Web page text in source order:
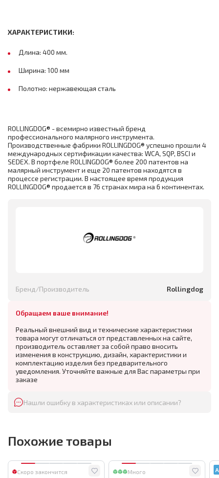
ХАРАКТЕРИСТИКИ:
Длина: 400 мм.
Ширина: 100 мм
Полотно: нержавеющая сталь
ROLLINGDOG® - всемирно известный бренд
профессионального малярного инструмента.
Производственные фабрики ROLLINGDOG® успешно прошли 4
международных сертификации качества: WCA, SQP, BSCI и
SEDEX. В портфеле ROLLINGDOG® более 200 патентов на
малярный инструмент и еще 20 патентов находятся в
процессе регистрации. В настоящее время продукция
ROLLINGDOG® продается в 76 странах мира на 6 континентах.
Бренд/Производитель Rollingdog
Обращаем ваше внимание!
Реальный внешний вид и технические характеристики
товара могут отличаться от представленных на сайте,
производитель оставляет за собой право вносить
изменения в конструкцию, дизайн, характеристики и
комплектацию изделия без предварительного
уведомления. Уточняйте важные для Вас параметры при
заказе
Нашли ошибку в характеристиках или описании?
Похожие товары
Скоро закончится
Много